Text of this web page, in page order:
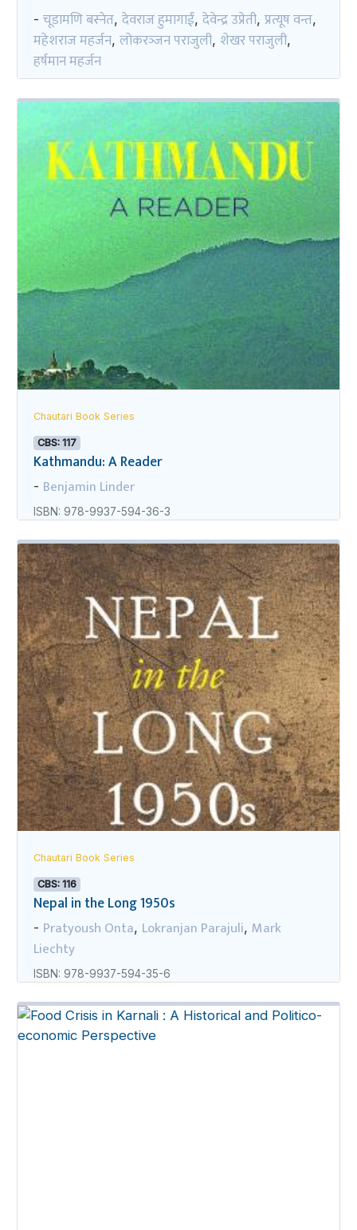
- चूडामणि बस्नेत, देवराज हुमागाईं, देवेन्द्र उप्रेती, प्रत्यूष वन्त,
महेशराज महर्जन, लोकरञ्‍जन पराजुली, शेखर पराजुली,
हर्षमान महर्जन
Chautari Book Series
CBS: 117
Kathmandu: A Reader
- Benjamin Linder
ISBN: 978-9937-594-36-3
Chautari Book Series
CBS: 116
Nepal in the Long 1950s
- Pratyoush Onta, Lokranjan Parajuli, Mark
Liechty
ISBN: 978-9937-594-35-6